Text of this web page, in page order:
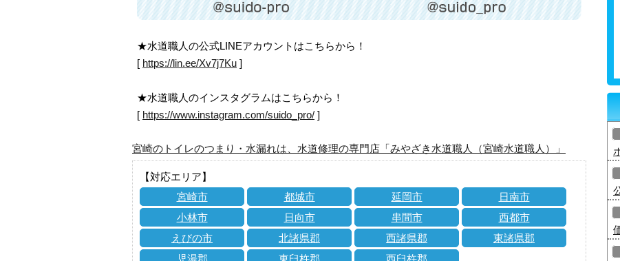
★水道職人の公式LINEアカウントはこちらから！
[ https://lin.ee/Xv7j7Ku ]
★水道職人のインスタグラムはこちらから！
[ https://www.instagram.com/suido_pro/ ]
宮崎のトイレのつまり・水漏れは、水道修理の専門店「みやざき水道職人（宮崎水道職人）」
【対応エリア】
宮崎市
都城市 延岡市
日南市
小林市
日向市 串間市
西都市
えびの市
北諸県郡 西諸県郡
東諸県郡
児湯郡
東臼杵郡 西臼杵郡